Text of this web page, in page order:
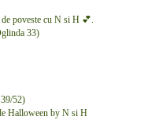
poveste cu N si H 💕.
33)
52)
Halloween by N si H